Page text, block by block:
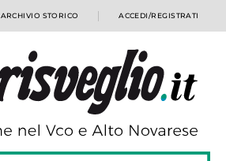
ARCHIVIO STORICO ACCEDI/REGISTRATI